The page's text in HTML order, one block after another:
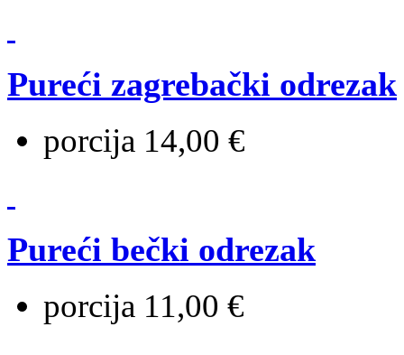
Pureći zagrebački odrezak
porcija 14,00 €
Pureći bečki odrezak
porcija 11,00 €